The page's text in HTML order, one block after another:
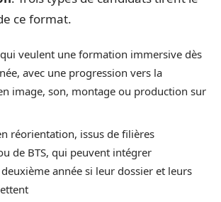
ce format.
veulent une formation immersive dès
avec une progression vers la
image, son, montage ou production sur
réorientation, issus de filières
de BTS, qui peuvent intégrer
année si leur dossier et leurs